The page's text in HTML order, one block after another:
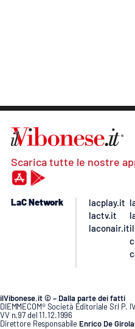
Scarica tutte le nostre
LaC Network
lacplay.it
lactv.it
laconair.it
ilVibonese.it © – Dalla parte dei fatti
DIEMMECOM® Società Editoriale Srl P.
VV n.97 del 11.12.1996
Direttore Responsabile Enrico De